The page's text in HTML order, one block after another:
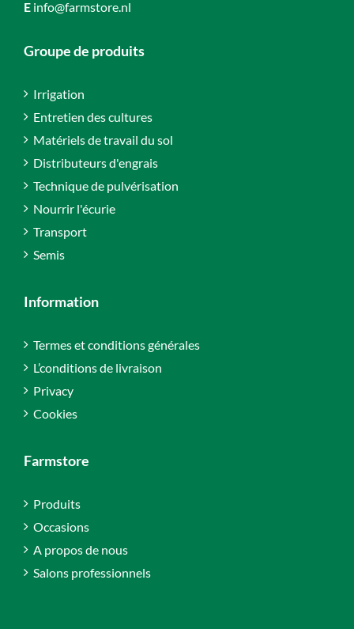
E info@farmstore.nl
Groupe de produits
Irrigation
Entretien des cultures
Matériels de travail du sol
Distributeurs d'engrais
Technique de pulvérisation
Nourrir l'écurie
Transport
Semis
Information
Termes et conditions générales
L’conditions de livraison
Privacy
Cookies
Farmstore
Produits
Occasions
A propos de nous
Salons professionnels